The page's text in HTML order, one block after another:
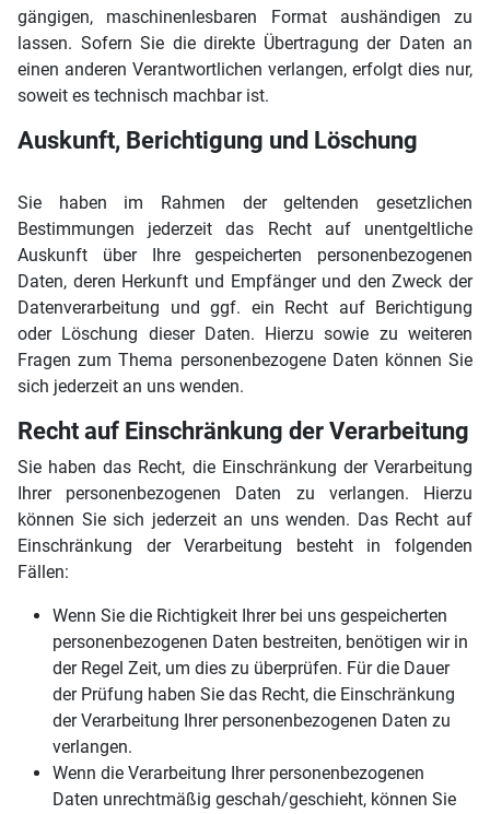
gängigen, maschinenlesbaren Format aushändigen zu
lassen. Sofern Sie die direkte Übertragung der Daten an
einen anderen Verantwortlichen verlangen, erfolgt dies nur,
soweit es technisch machbar ist.
Auskunft, Berichtigung und Löschung
Sie haben im Rahmen der geltenden gesetzlichen
Bestimmungen jederzeit das Recht auf unentgeltliche
Auskunft über Ihre gespeicherten personenbezogenen
Daten, deren Herkunft und Empfänger und den Zweck der
Datenverarbeitung und ggf. ein Recht auf Berichtigung
oder Löschung dieser Daten. Hierzu sowie zu weiteren
Fragen zum Thema personenbezogene Daten können Sie
sich jederzeit an uns wenden.
Recht auf Einschränkung der Verarbeitung
Sie haben das Recht, die Einschränkung der Verarbeitung
Ihrer personenbezogenen Daten zu verlangen. Hierzu
können Sie sich jederzeit an uns wenden. Das Recht auf
Einschränkung der Verarbeitung besteht in folgenden
Fällen:
Wenn Sie die Richtigkeit Ihrer bei uns gespeicherten
personenbezogenen Daten bestreiten, benötigen wir in
der Regel Zeit, um dies zu überprüfen. Für die Dauer
der Prüfung haben Sie das Recht, die Einschränkung
der Verarbeitung Ihrer personenbezogenen Daten zu
verlangen.
Wenn die Verarbeitung Ihrer personenbezogenen
Daten unrechtmäßig geschah/geschieht, können Sie